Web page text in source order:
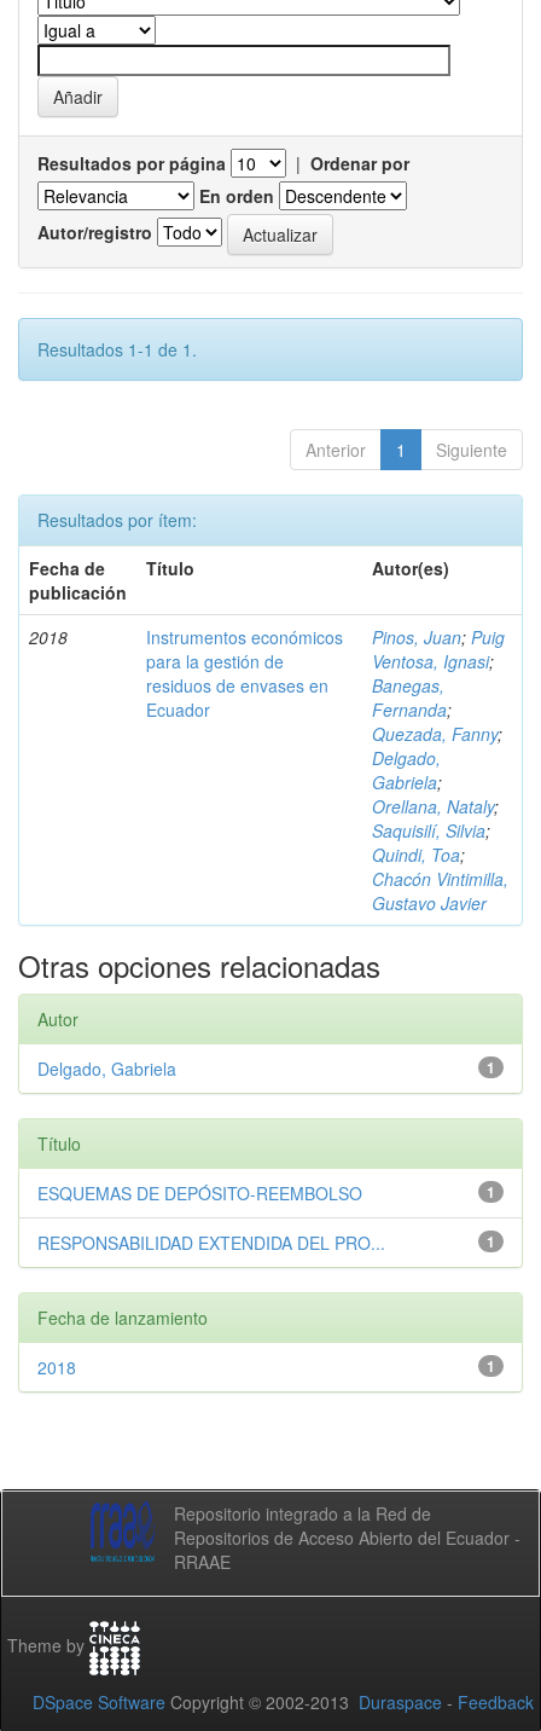
Resultados por página | Ordenar por
En orden
Autor/registro
Resultados 1-1 de 1.
Anterior 1 Siguiente
Resultados por ítem:
Fecha de
publicación
Título Autor(es)
2018
Instrumentos económicos
para la gestión de
residuos de envases en
Ecuador
Pinos, Juan; Puig
Ventosa, Ignasi;
Banegas,
Fernanda;
Quezada, Fanny;
Delgado,
Gabriela;
Orellana, Nataly;
Saquisilí, Silvia;
Quindi, Toa;
Chacón Vintimilla,
Gustavo Javier
Otras opciones relacionadas
Autor
1
Delgado, Gabriela
Título
1
ESQUEMAS DE DEPÓSITO-REEMBOLSO
1
RESPONSABILIDAD EXTENDIDA DEL PRO...
Fecha de lanzamiento
1
2018
Repositorio integrado a la Red de
Repositorios de Acceso Abierto del Ecuador -
RRAAE
Theme by
DSpace Software Copyright © 2002-2013 Duraspace - Feedback